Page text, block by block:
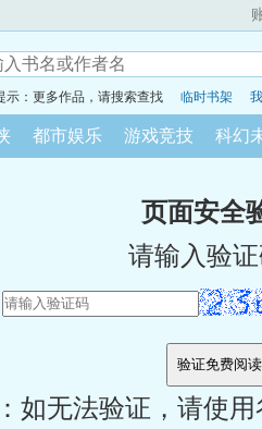
示：更多作品，请搜索查找 临时书架
都市娱乐 游戏竞技 科幻
页面安全
请输入验证
如无法验证，请使用